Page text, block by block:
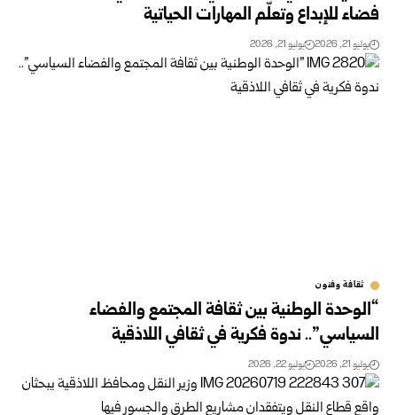
فضاء للإبداع وتعلّم المهارات الحياتية
يوليو 21, 2026 يوليو 21, 2026
ثقافة وفنون
“الوحدة الوطنية بين ثقافة المجتمع والفضاء
السياسي”.. ندوة فكرية في ثقافي اللاذقية
يوليو 21, 2026 يوليو 22, 2026